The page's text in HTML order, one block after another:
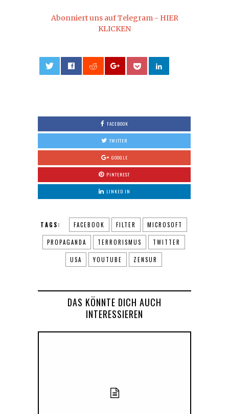
Abonniert uns auf Telegram - HIER
KLICKEN
FACEBOOK
TWITTER
GOOGLE
PINTEREST
LINKED IN
TAGS: FACEBOOK FILTER MICROSOFT
PROPAGANDA TERRORISMUS TWITTER
USA YOUTUBE ZENSUR
DAS KÖNNTE DICH AUCH
INTERESSIEREN